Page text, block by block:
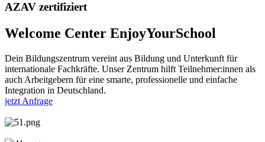
AZAV zertifiziert
Welcome Center EnjoyYourSchool
Dein Bildungszentrum vereint aus Bildung und Unterkunft für
internationale Fachkräfte. Unser Zentrum hilft Teilnehmer:innen als
auch Arbeitgebern für eine smarte, professionelle und einfache
Integration in Deutschland.
jetzt Anfrage